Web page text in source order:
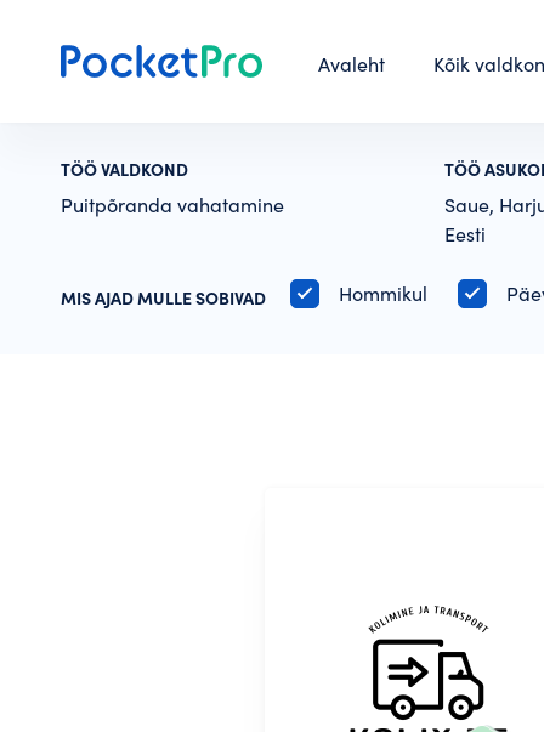
Avaleht Kõik
TÖÖ VALDKOND
Puitpõranda vahatamine
TÖÖ
Saue,
Eesti
MIS AJAD MULLE SOBIVAD Hommikul